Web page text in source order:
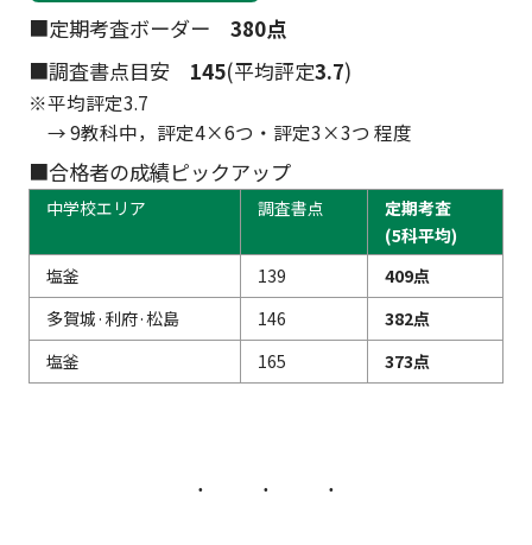
■定期考査ボーダー 380点
■調査書点目安 145(平均評定3.7)
※平均評定3.7
→ 9教科中，評定4×6つ・評定3×3つ 程度
■合格者の成績ピックアップ
中学校エリア 調査書点
定期考査
(5科平均)
塩釜
139
409点
多賀城·利府·松島
146
382点
塩釜
165 373点